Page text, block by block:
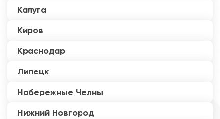
Калуга
Киров
Краснодар
Липецк
Набережные Челны
Нижний Новгород